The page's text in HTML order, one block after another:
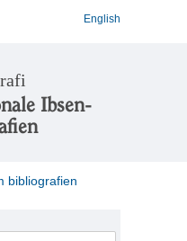
English
Ibsen-
bibliografien